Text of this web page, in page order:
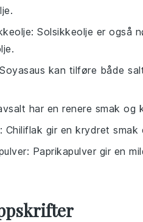
: Solsikkeolje er også
kan tilføre både
har en renere smak
: Chiliflak gir en krydret
: Paprikapulver gir en